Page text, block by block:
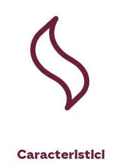
Caracteristici